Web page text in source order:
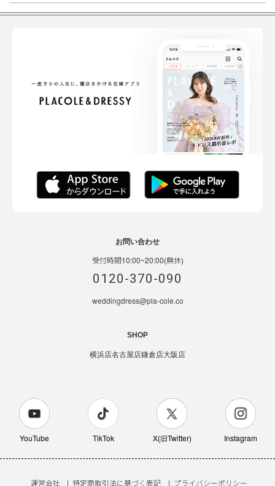
お問い合わせ
受付時間10:00~20:00(無休)
0120-370-090
weddingdress@pla-cole.co
SHOP
横浜店名古屋店鎌倉店大阪店
YouTube TikTok X(旧Twitter) Instagram
運営会社 特定商取引法に基づく表記 プライバシーポリシー